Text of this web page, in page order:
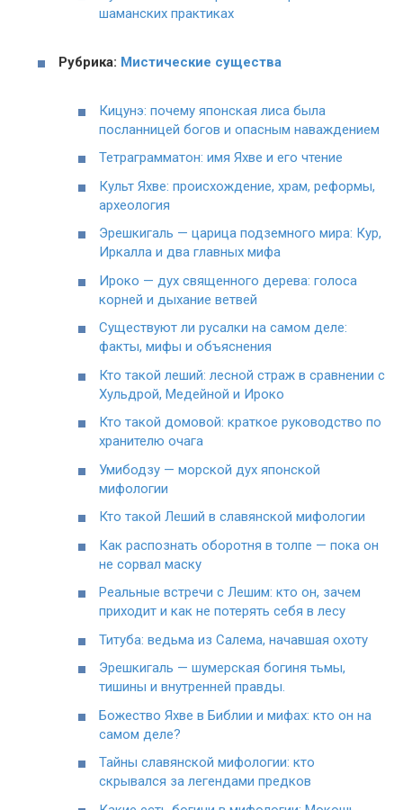
шаманских практиках
Рубрика: Мистические существа
Кицунэ: почему японская лиса была
посланницей богов и опасным наваждением
Тетраграмматон: имя Яхве и его чтение
Культ Яхве: происхождение, храм, реформы,
археология
Эрешкигаль — царица подземного мира: Кур,
Иркалла и два главных мифа
Ироко — дух священного дерева: голоса
корней и дыхание ветвей
Существуют ли русалки на самом деле:
факты, мифы и объяснения
Кто такой леший: лесной страж в сравнении с
Хульдрой, Медейной и Ироко
Кто такой домовой: краткое руководство по
хранителю очага
Умибодзу — морской дух японской
мифологии
Кто такой Леший в славянской мифологии
Как распознать оборотня в толпе — пока он
не сорвал маску
Реальные встречи с Лешим: кто он, зачем
приходит и как не потерять себя в лесу
Титуба: ведьма из Салема, начавшая охоту
Эрешкигаль — шумерская богиня тьмы,
тишины и внутренней правды.
Божество Яхве в Библии и мифах: кто он на
самом деле?
Тайны славянской мифологии: кто
скрывался за легендами предков